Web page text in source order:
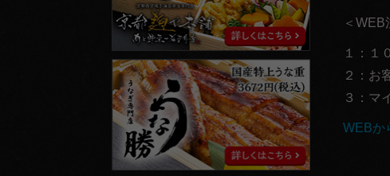
＜WEB
１：１
２：お
３：マ
WEBか
舗
う
な
勝